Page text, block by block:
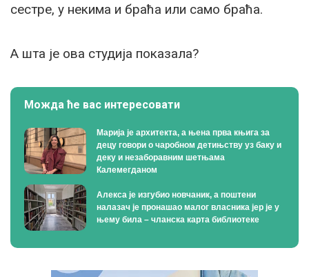
сестре, у некима и браћа или само браћа.
А шта је ова студија показала?
Можда ће вас интересовати
Марија је архитекта, а њена прва књига за
децу говори о чаробном детињству уз баку и
деку и незаборавним шетњама
Калемегданом
Алекса је изгубио новчаник, а поштени
налазач је пронашао малог власника јер је у
њему била – чланска карта библиотеке